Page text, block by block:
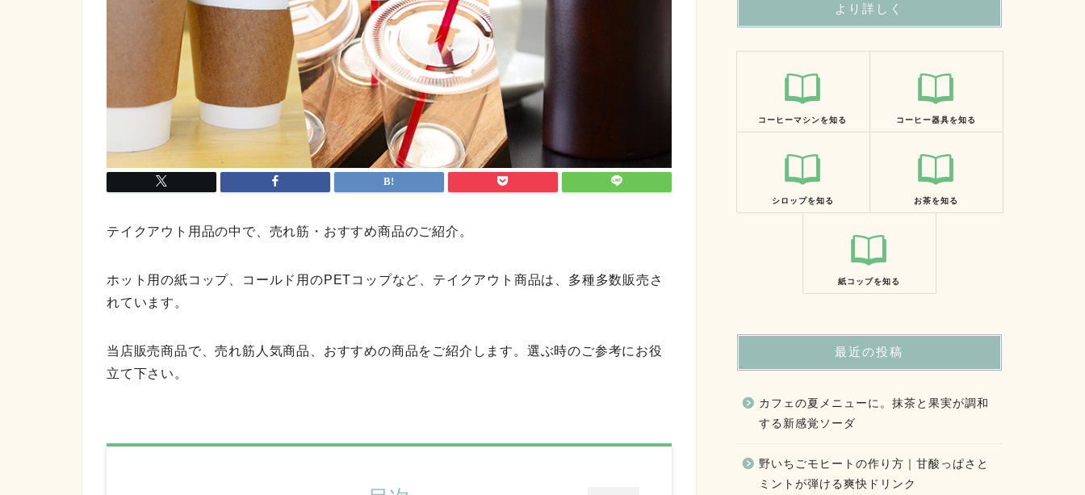
テイクアウト用品の中で、売れ筋・おすすめ商品のご紹介。
ホット用の紙コップ、コールド用のPETコップなど、テイクアウト商品は、多種多数販売さ
れています。
当店販売商品で、売れ筋人気商品、おすすめの商品をご紹介します。選ぶ時のご参考にお役
立て下さい。
より詳しく
コーヒーマシンを知る コーヒー器具を知る
シロップを知る お茶を知る
紙コップを知る
最近の投稿
カフェの夏メニューに。抹茶と果実が調和
する新感覚ソーダ
野いちごモヒートの作り方｜甘酸っぱさと
ミントが弾ける爽快ドリンク